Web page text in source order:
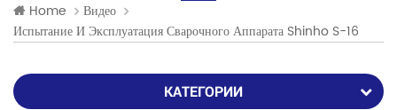
Home
Видео
Испытание И Эксплуатация Сварочного Аппарата Shinho S-16
КАТЕГОРИИ